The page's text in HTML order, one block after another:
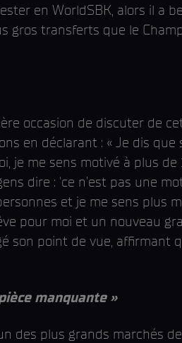
en WorldSBK, alors il a
gros transferts que le
occasion de discuter de
en déclarant : « Je dis que
je me sens motivé à plus de
dire : 'ce n’est pas une
et je me sens plus
pour moi et un nouveau
son point de vue, affirmant
manquante »
des plus grands marchés